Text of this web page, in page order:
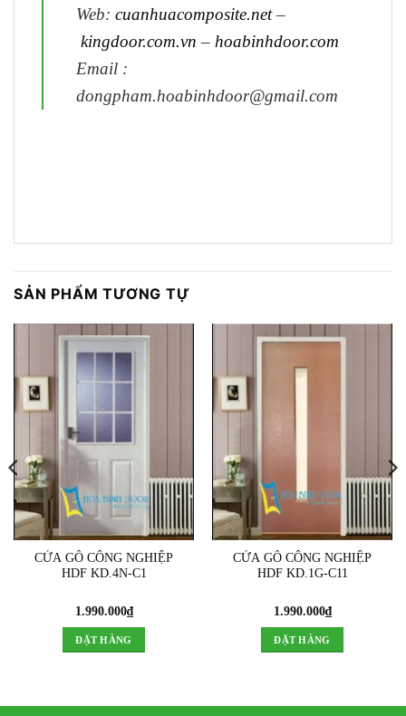
Web: cuanhuacomposite.net–
kingdoor.com.vn – hoabinhdoor.com
Email :
dongpham.hoabinhdoor@gmail.com
SẢN PHẨM TƯƠNG TỰ
CỬA GỖ CÔNG NGHIỆP
HDF KD.4N-C1
1.990.000₫
ĐẶT HÀNG
CỬA GỖ CÔNG NGHIỆP
HDF KD.1G-C11
1.990.000₫
ĐẶT HÀNG